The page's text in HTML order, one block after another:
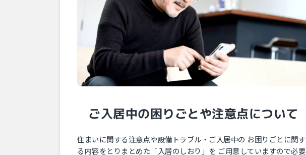
ご⼊居中の困りごとや注意点について
住まいに関する注意点や設備トラブル・ご⼊居中の お困りごとに関す
る内容をとりまとめた「⼊居のしおり」を ご⽤意していますので必要